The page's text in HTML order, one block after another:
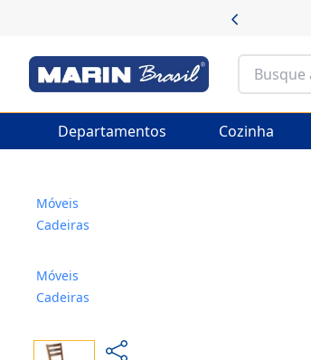
Departamentos Cozinha
Móveis
Cadeiras
Móveis
Cadeiras